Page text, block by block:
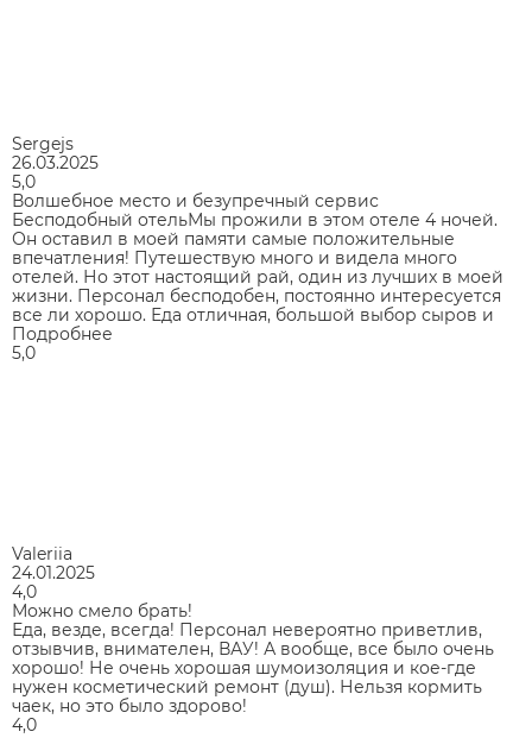
Sergejs
26.03.2025
5,0
Волшебное место и безупречный сервис
Бесподобный отельМы прожили в этом отеле 4 ночей.
Он оставил в моей памяти самые положительные
впечатления! Путешествую много и видела много
отелей. Но этот настоящий рай, один из лучших в моей
жизни. Персонал бесподобен, постоянно интересуется
все ли хорошо. Еда отличная, большой выбор сыров и
Подробнее
5,0
Valeriia
24.01.2025
4,0
Можно смело брать!
Еда, везде, всегда! Персонал невероятно приветлив,
отзывчив, внимателен, ВАУ! А вообще, все было очень
хорошо! Не очень хорошая шумоизоляция и кое-где
нужен косметический ремонт (душ). Нельзя кормить
чаек, но это было здорово!
4,0